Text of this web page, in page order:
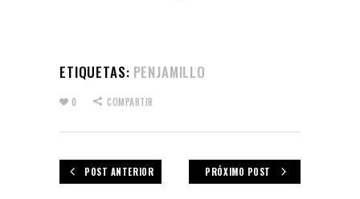
ETIQUETAS: PENJAMILLO
0 COMPARTIR
POST ANTERIOR PRÓXIMO POST